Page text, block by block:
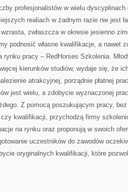
profesjonalistów w wielu dyscyplinach
realiach w żadnym razie nie jest
zwłaszcza w okresie jesienno
podnosić własne kwalifikacje, a nawet
rynku pracy – RedHorses Szkolenia.
kierunków studiów, wydaje się, że
atrakcyjnej, porządnie płatnej
jest wielu, a zdobycie wyznaczonej
Z pomocą poszukującym pracy,
kwalifikacji, przychodzą firmy
na rynku oraz proponują w swoich
uczestników do zawodów
oryginalnych kwalifikacji, które